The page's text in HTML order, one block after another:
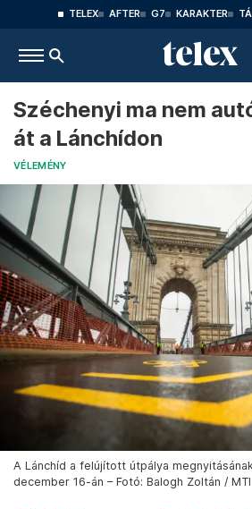
TELEX AFTER G7 KARAKTER
Széchenyi ma nem
át a Lánchídon
VÉLEMÉNY
A Lánchíd a felújított útpálya
december 16-án – Fotó: Balogh Zoltán / MTI